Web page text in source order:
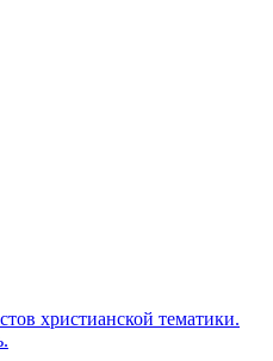
христианской тематики.